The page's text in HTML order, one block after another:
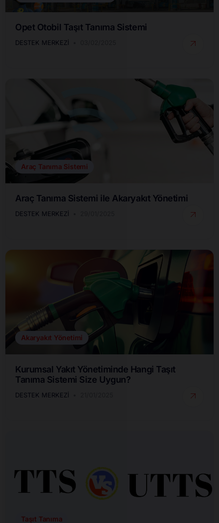
Opet Otobil Taşıt Tanıma Sistemi
DESTEK MERKEZI
Araç Tanıma Sistemi
Araç Tanıma Sistemi ile Akaryakıt Yönetimi
DESTEK MERKEZI
Akaryakıt Yönetimi
Kurumsal Yakıt Yönetiminde Hangi Taşıt
Tanıma Sistemi Size Uygun?
DESTEK MERKEZI
Taşıt Tanıma